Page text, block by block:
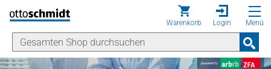
Direkt zum Inhalt
Warenkorb Login Menü